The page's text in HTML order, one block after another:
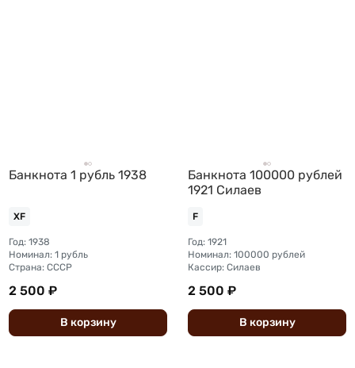
Банкнота 1 рубль 1938
XF
Год: 1938
Номинал: 1 рубль
Страна: СССР
2 500 ₽
В корзину
Банкнота 100000 рублей
1921 Силаев
F
Год: 1921
Номинал: 100000 рублей
Кассир: Силаев
2 500 ₽
В корзину